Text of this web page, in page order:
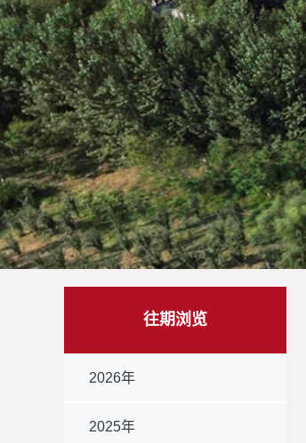
往期浏览
2026年
2025年